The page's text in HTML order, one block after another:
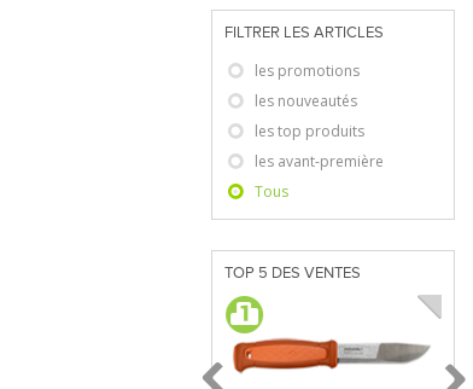
FILTRER LES ARTICLES
les promotions
les nouveautés
les top produits
les avant-première
Tous
TOP 5 DES VENTES